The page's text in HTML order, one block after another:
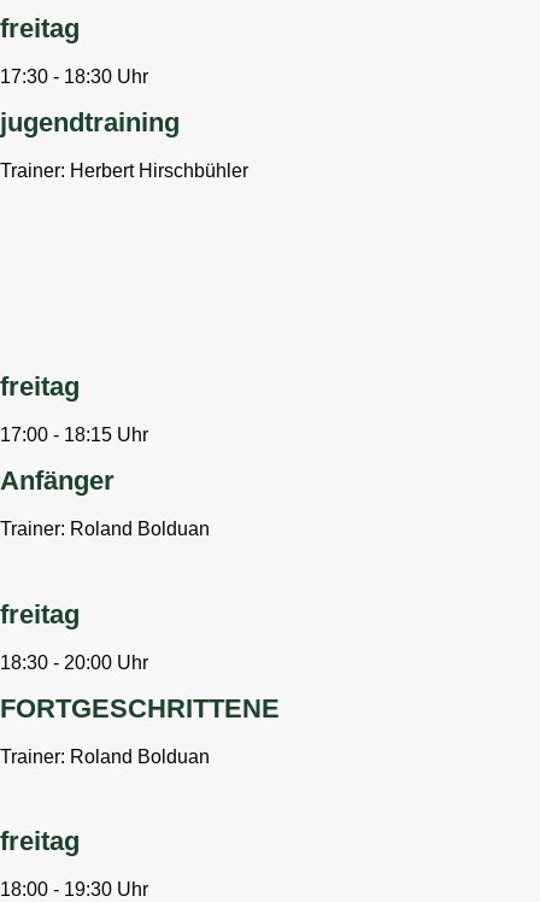
freitag
17:30 - 18:30 Uhr
jugendtraining
Trainer: Herbert Hirschbühler
freitag
17:00 - 18:15 Uhr
Anfänger
Trainer: Roland Bolduan
freitag
18:30 - 20:00 Uhr
FORTGESCHRITTENE
Trainer: Roland Bolduan
freitag
18:00 - 19:30 Uhr